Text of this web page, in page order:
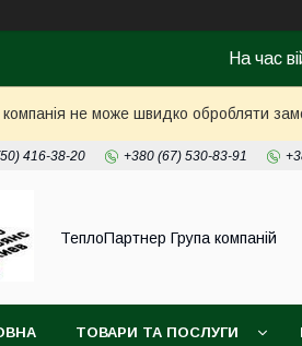
На час
не може швидко обробляти
416-38-20 +380 (67) 530-83-91
ТеплоПартнер Група компаній
ТОВАРИ ТА ПОСЛУГИ